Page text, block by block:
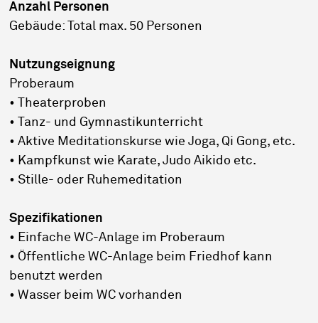
Anzahl Personen
Gebäude: Total max. 50 Personen
Nutzungseignung
Proberaum
• Theaterproben
• Tanz- und Gymnastikunterricht
• Aktive Meditationskurse wie Joga, Qi Gong, etc.
• Kampfkunst wie Karate, Judo Aikido etc.
• Stille- oder Ruhemeditation
Spezifikationen
• Einfache WC-Anlage im Proberaum
• Öffentliche WC-Anlage beim Friedhof kann
benutzt werden
• Wasser beim WC vorhanden